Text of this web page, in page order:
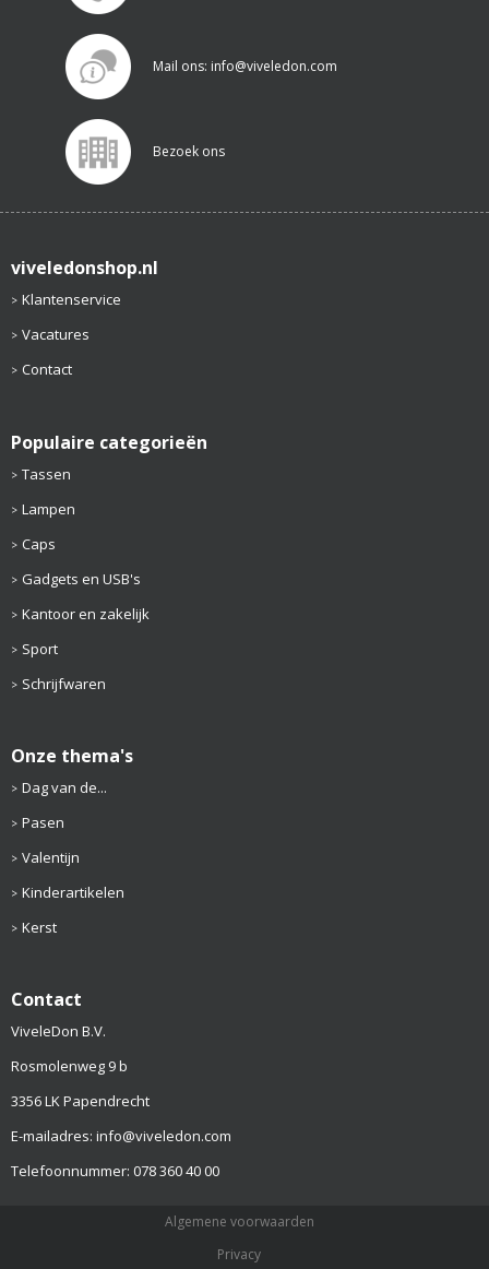
Mail ons: info@viveledon.com
Bezoek ons
viveledonshop.nl
Klantenservice
Vacatures
Contact
Populaire categorieën
Tassen
Lampen
Caps
Gadgets en USB's
Kantoor en zakelijk
Sport
Schrijfwaren
Onze thema's
Dag van de...
Pasen
Valentijn
Kinderartikelen
Kerst
Contact
ViveleDon B.V.
Rosmolenweg 9 b
3356 LK Papendrecht
E-mailadres: info@viveledon.com
Telefoonnummer: 078 360 40 00
Algemene voorwaarden
Privacy